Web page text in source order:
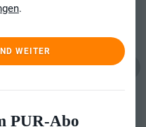
.
WEITER
PUR-Abo